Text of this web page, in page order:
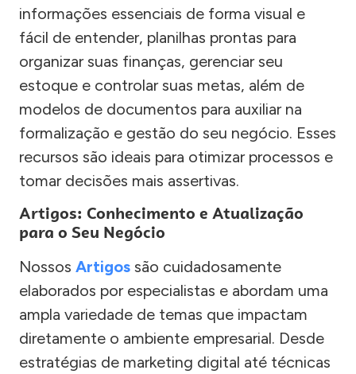
informações essenciais de forma visual e
fácil de entender, planilhas prontas para
organizar suas finanças, gerenciar seu
estoque e controlar suas metas, além de
modelos de documentos para auxiliar na
formalização e gestão do seu negócio. Esses
recursos são ideais para otimizar processos e
tomar decisões mais assertivas.
Artigos: Conhecimento e Atualização
para o Seu Negócio
Nossos Artigos são cuidadosamente
elaborados por especialistas e abordam uma
ampla variedade de temas que impactam
diretamente o ambiente empresarial. Desde
estratégias de marketing digital até técnicas